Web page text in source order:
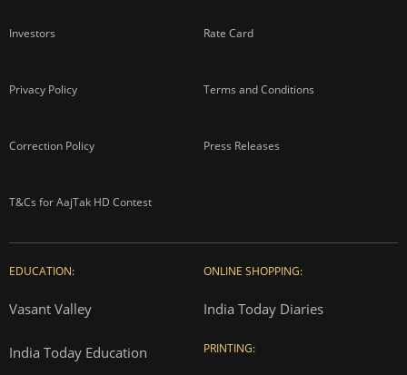
Investors Rate Card
Privacy Policy Terms and Conditions
Correction Policy Press Releases
T&Cs for AajTak HD Contest
EDUCATION:
Vasant Valley
India Today Education
ONLINE SHOPPING:
India Today Diaries
PRINTING: